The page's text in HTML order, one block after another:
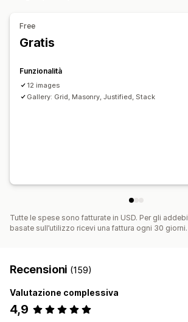
Didascalie
Effetti al passaggio del mouse
Multilingua
Free
Gratis
Funzionalità
12 images
Gallery: Grid, Masonry, Justified, Stack
Tutte le spese sono fatturate in USD. Per gli
basate sull’utilizzo ricevi una fattura ogni 30 giorni.
Recensioni (159)
Valutazione complessiva
4,9